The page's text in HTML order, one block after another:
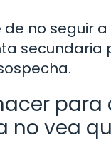
no seguir
secundaria
para
no vea